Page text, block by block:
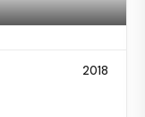
2018